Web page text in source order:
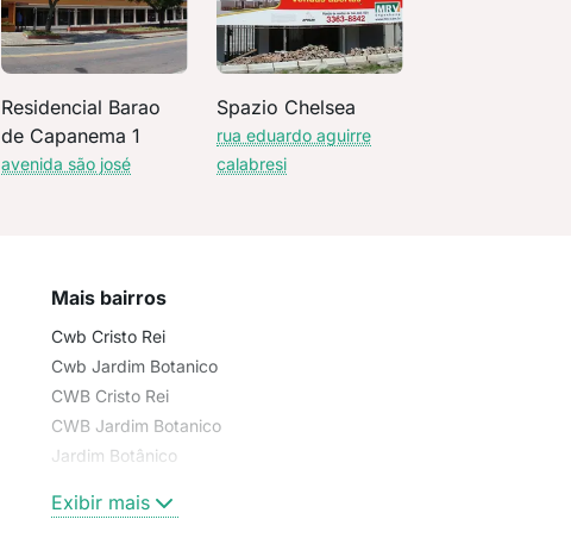
Residencial Barao
de Capanema 1
avenida são josé
Spazio Chelsea
rua eduardo aguirre
calabresi
Mais bairros
Cwb Cristo Rei
Cwb Jardim Botanico
CWB Cristo Rei
CWB Jardim Botanico
Jardim Botânico
Exibir mais